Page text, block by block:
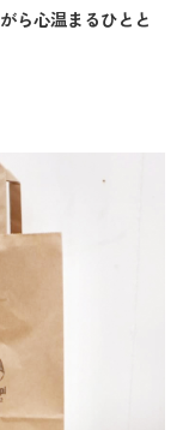
ら心温まるひとと